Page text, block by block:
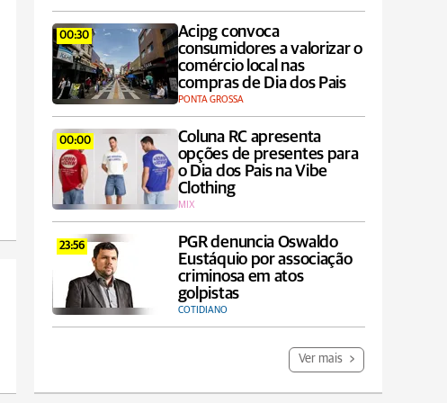
00:30
Acipg convoca
consumidores a valorizar o
comércio local nas
compras de Dia dos Pais
PONTA GROSSA
00:00
Coluna RC apresenta
opções de presentes para
o Dia dos Pais na Vibe
Clothing
MIX
23:56
PGR denuncia Oswaldo
Eustáquio por associação
criminosa em atos
golpistas
COTIDIANO
Ver mais